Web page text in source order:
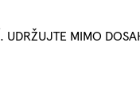
MIMO